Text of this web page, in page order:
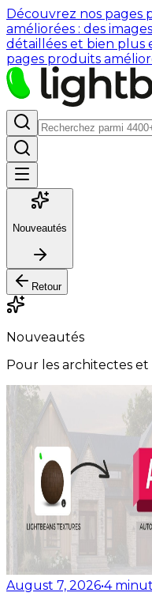
Découvrez nos
améliorées : des
détaillées et bien plus
pages produits
Nouveautés
Retour
Nouveautés
Pour les architectes et
August 7, 2026•4